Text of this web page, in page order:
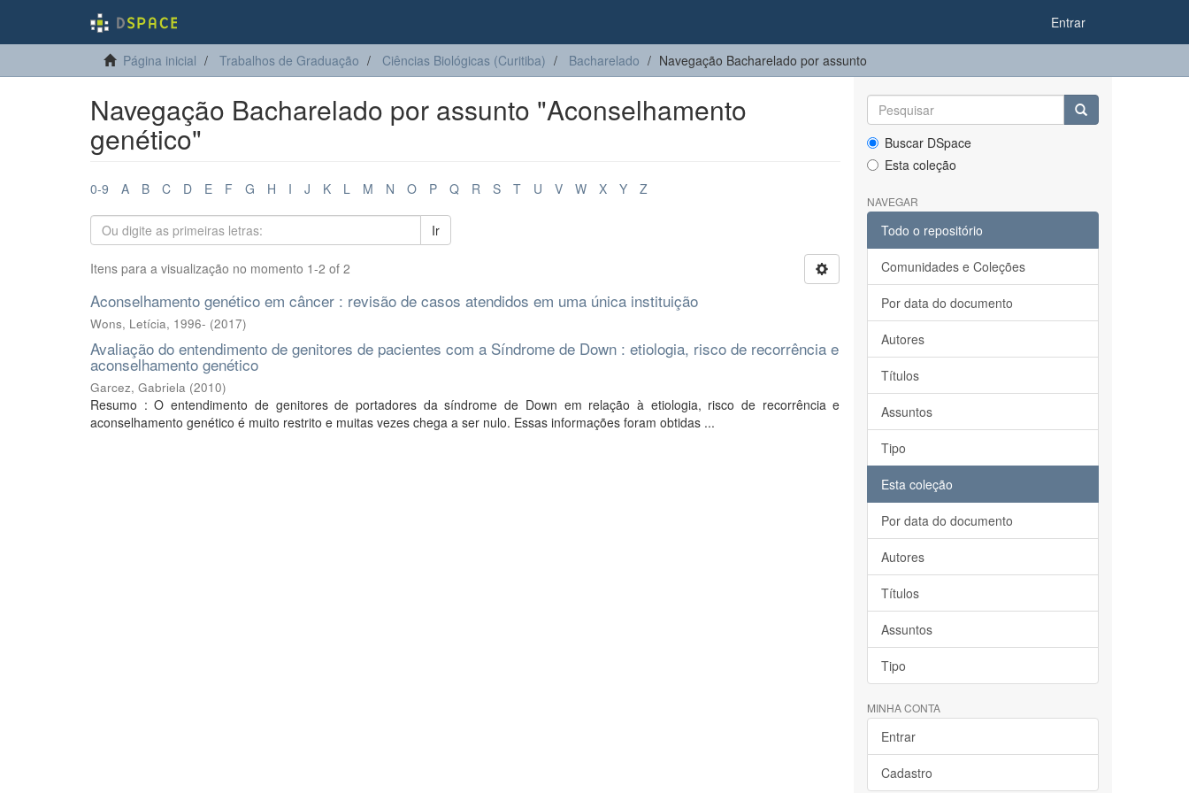
Entrar
Página inicial Trabalhos de Graduação Ciências Biológicas (Curitiba) Bacharelado Navegação Bacharelado por assunto
Navegação Bacharelado por assunto "Aconselhamento
genético"
0-9 A B C D E F G H I J K L M N O P Q R S T U V W X Y Z
Ir
Itens para a visualização no momento 1-2 of 2
Aconselhamento genético em câncer : revisão de casos atendidos em uma única instituição
Wons, Letícia, 1996- (2017)
Avaliação do entendimento de genitores de pacientes com a Síndrome de Down : etiologia, risco de recorrência e
aconselhamento genético
Garcez, Gabriela (2010)
Resumo : O entendimento de genitores de portadores da síndrome de Down em relação à etiologia, risco de recorrência e
aconselhamento genético é muito restrito e muitas vezes chega a ser nulo. Essas informações foram obtidas ...
Buscar DSpace
Esta coleção
NAVEGAR
Todo o repositório
Comunidades e Coleções
Por data do documento
Autores
Títulos
Assuntos
Tipo
Esta coleção
Por data do documento
Autores
Títulos
Assuntos
Tipo
MINHA CONTA
Entrar
Cadastro